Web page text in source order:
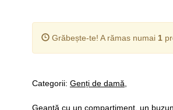
Grăbește-te! A rămas numai 1
Categorii: Genți de damă
Geantă cu un compartiment, un